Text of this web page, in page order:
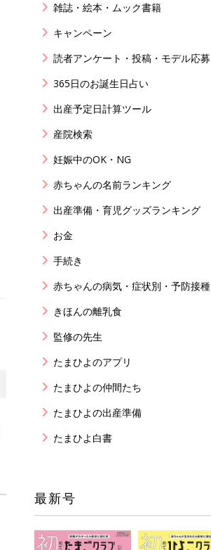
雑誌・絵本・ムック書籍
キャンペーン
読者アンケート・投稿・モデル応募
365日のお誕生日占い
出産予定日計算ツール
産院検索
妊娠中のOK・NG
赤ちゃんの名前ランキング
出産準備・育児グッズランキング
お金
手続き
赤ちゃんの病気・症状別・予防接種
きほんの離乳食
監修の先生
たまひよのアプリ
たまひよの仲間たち
たまひよの出産準備
たまひよ白書
最新号